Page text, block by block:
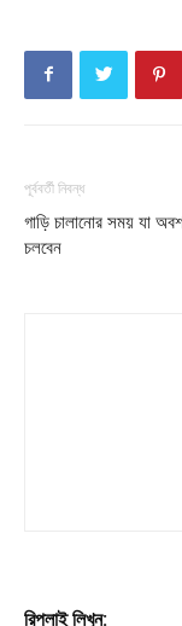
পূর্ববর্তী নিবন্ধ
গাড়ি চালানোর সময় যা
চলবেন
রিপ্লাই লিখুন: